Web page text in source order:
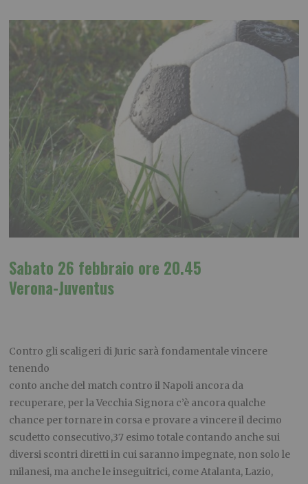
Sabato 26 febbraio ore 20.45
Verona-Juventus
Contro gli scaligeri di Juric sarà fondamentale vincere
tenendo
conto anche del match contro il Napoli ancora da
recuperare, per la Vecchia Signora c’è ancora qualche
chance per tornare in corsa e provare a vincere il decimo
scudetto consecutivo,37 esimo totale contando anche sui
diversi scontri diretti in cui saranno impegnate, non solo le
milanesi, ma anche le inseguitrici, come Atalanta, Lazio,